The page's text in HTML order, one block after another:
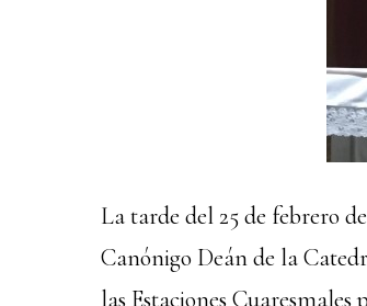
La tarde del 25 de febrero
Canónigo Deán de la
las Estaciones